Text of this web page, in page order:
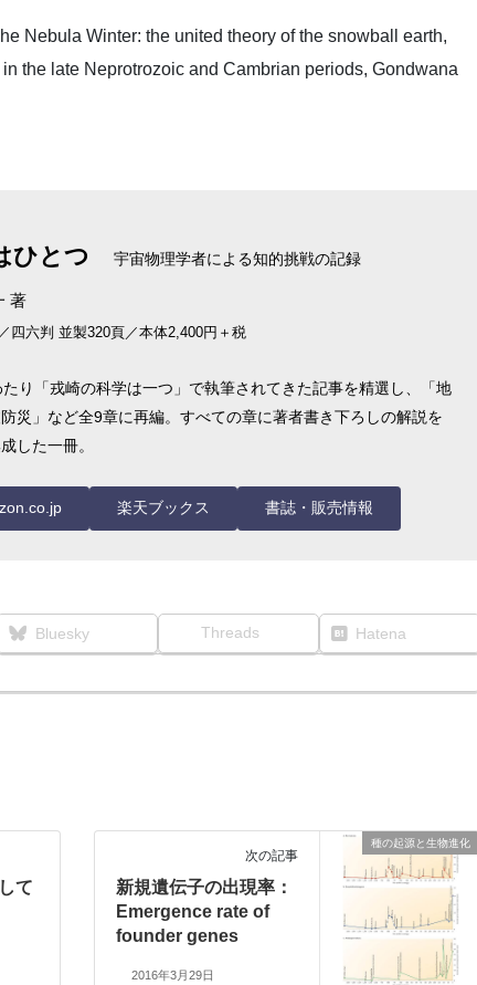
Nebula Winter: the united theory of the snowball earth,
the late Neprotrozoic and Cambrian periods, Gondwana
ひとつ 宇宙物理学者による知的挑戦の記録
著
四六判 並製320頁／本体2,400円＋税
り「戎崎の科学は一つ」で執筆されてきた記事を精選し、「地
災」など全9章に再編。すべての章に著者書き下ろしの解説を
した一冊。
楽天ブックス 書誌・販売情報
Bluesky Threads Hatena
て
種の起源と生物進化
次の記事
新規遺伝子の出現率：
Emergence rate of
founder genes
2016年3月29日